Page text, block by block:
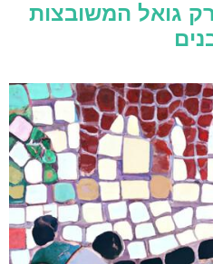
גואל המשובצות